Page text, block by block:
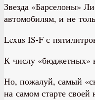
Звезда «Барселоны»
автомобилям, и не
Lexus IS-F с
К числу «бюджетных»
Но, пожалуй, самый
на самом старте своей